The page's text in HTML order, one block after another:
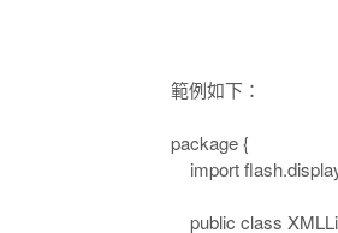
範例如下：
package {
import
public class